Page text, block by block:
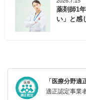
薬剤師1
い」と感
「医療分野適
適正認定事業